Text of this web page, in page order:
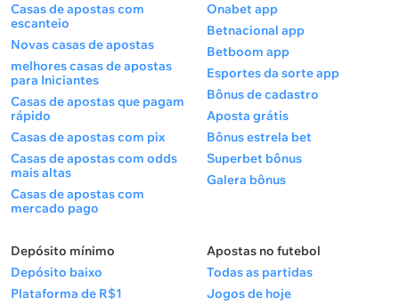
Casas de apostas com
escanteio
Novas casas de apostas
melhores casas de apostas
para Iniciantes
Casas de apostas que pagam
rápido
Casas de apostas com pix
Casas de apostas com odds
mais altas
Casas de apostas com
mercado pago
Onabet app
Betnacional app
Betboom app
Esportes da sorte app
Bônus de cadastro
Aposta grátis
Bônus estrela bet
Superbet bônus
Galera bônus
Depósito mínimo
Depósito baixo
Plataforma de R$1
Apostas no futebol
Todas as partidas
Jogos de hoje